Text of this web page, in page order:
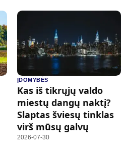
ĮDOMYBĖS
Kas iš tikrųjų valdo
miestų dangų naktį?
Slaptas šviesų tinklas
virš mūsų galvų
2026-07-30